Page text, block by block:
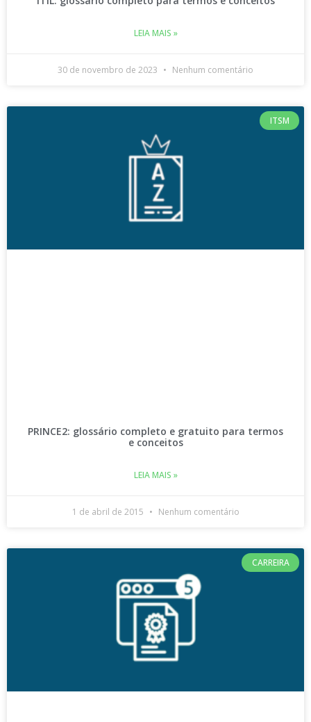
LEIA MAIS »
30 de novembro de 2023 Nenhum comentário
ITSM
PRINCE2: glossário completo e gratuito para termos
e conceitos
LEIA MAIS »
1 de abril de 2015 Nenhum comentário
CARREIRA